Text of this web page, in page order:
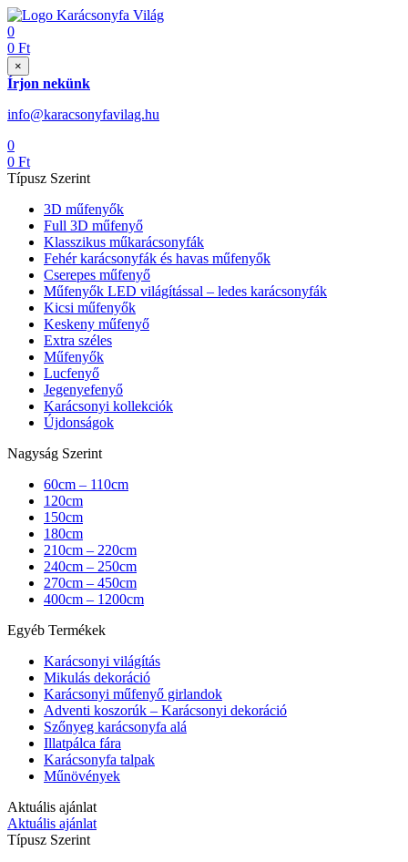
0
0 Ft
×
Írjon nekünk
info@karacsonyfavilag.hu
0
0 Ft
Típusz Szerint
3D műfenyők
Full 3D műfenyő
Klasszikus műkarácsonyfák
Fehér karácsonyfák és havas műfenyők
Cserepes műfenyő
Műfenyők LED világítással – ledes karácsonyfák
Kicsi műfenyők
Keskeny műfenyő
Extra széles
Műfenyők
Lucfenyő
Jegenyefenyő
Karácsonyi kollekciók
Újdonságok
Nagyság Szerint
60cm – 110cm
120cm
150cm
180cm
210cm – 220cm
240cm – 250cm
270cm – 450cm
400cm – 1200cm
Egyéb Termékek
Karácsonyi világítás
Mikulás dekoráció
Karácsonyi műfenyő girlandok
Adventi koszorúk – Karácsonyi dekoráció
Szőnyeg karácsonyfa alá
Illatpálca fára
Karácsonyfa talpak
Műnövények
Aktuális ajánlat
Aktuális ajánlat
Típusz Szerint